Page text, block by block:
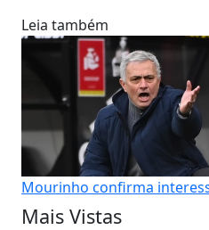
Leia também
Mourinho confirma
Mais Vistas